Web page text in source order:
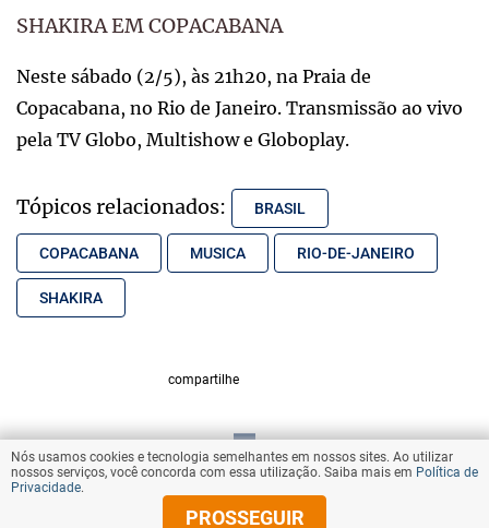
SHAKIRA EM COPACABANA
Neste sábado (2/5), às 21h20, na Praia de
Copacabana, no Rio de Janeiro. Transmissão ao vivo
pela TV Globo, Multishow e Globoplay.
Tópicos relacionados: BRASIL
COPACABANA MUSICA RIO-DE-JANEIRO
SHAKIRA
compartilhe
VOLTAR AO TOPO
© Copyright 2026 Diários Associados
Nós usamos cookies e tecnologia semelhantes em nossos sites. Ao utilizar
nossos serviços, você concorda com essa utilização. Saiba mais em Política de
Privacidade.
PROSSEGUIR